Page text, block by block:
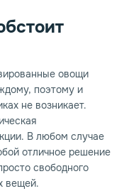
овощи
поэтому и
не возникает.
В любом случае
отличное решение
свободного
вещей.